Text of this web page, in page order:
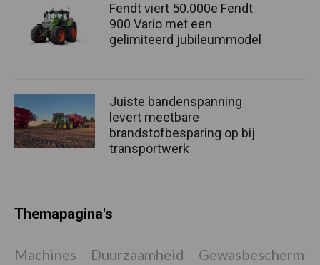
Fendt viert 50.000e Fendt
900 Vario met een
gelimiteerd jubileummodel
Juiste bandenspanning
levert meetbare
brandstofbesparing op bij
transportwerk
Themapagina's
Machines Duurzaamheid